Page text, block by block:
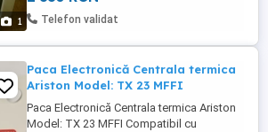
1
grabesc sa le vand deoarece sunt bine
Telefon validat
Paca Electronică Centrala termica
Ariston Model: TX 23 MFFI
Paca Electronică Centrala termica Ariston
Model: TX 23 MFFI Compatibil cu